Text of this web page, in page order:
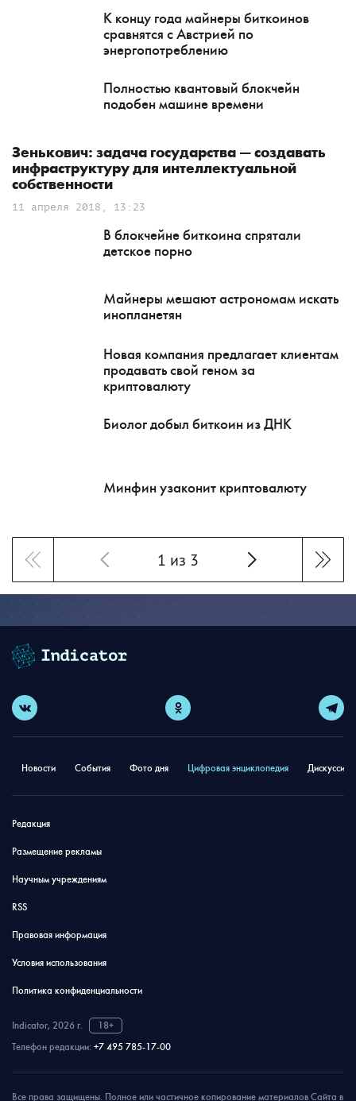
К концу года майнеры биткоинов
сравнятся с Австрией по
энергопотреблению
Полностью квантовый блокчейн
подобен машине времени
Зенькович: задача государства — создавать
инфраструктуру для интеллектуальной
собственности
11 апреля 2018, 13:23
В блокчейне биткоина спрятали
детское порно
Майнеры мешают астрономам искать
инопланетян
Новая компания предлагает клиентам
продавать свой геном за
криптовалюту
Биолог добыл биткоин из ДНК
Минфин узаконит криптовалюту
1 из 3
Новости События Фото дня Цифровая энциклопедия
Редакция
Размещение рекламы
Научным учреждениям
RSS
Правовая информация
Условия использования
Политика конфиденциальности
Indicator, 2026 г.
18+
Телефон редакции: +7 495 785-17-00
Все права защищены. Полное или частичное копирование материалов Сайта в